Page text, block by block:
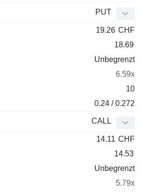
PUT
19.26 CHF
18.69
Unbegrenzt
6.59x
10
0.24 / 0.272
CALL
14.11 CHF
14.53
Unbegrenzt
5.79x